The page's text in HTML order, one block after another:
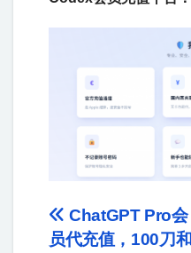
ChatGPT Pro会
员代充值，100刀和